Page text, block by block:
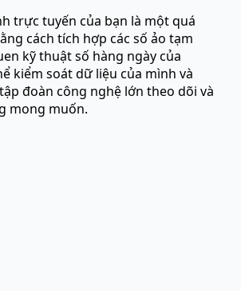
trực tuyến của bạn là một quá
cách tích hợp các số ảo tạm
kỹ thuật số hàng ngày của
kiểm soát dữ liệu của mình và
đoàn công nghệ lớn theo dõi và
mong muốn.